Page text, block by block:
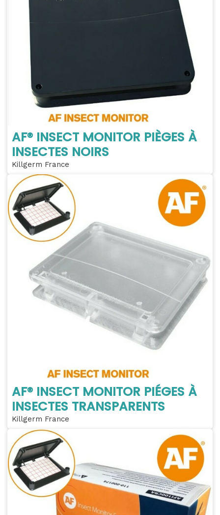
AF® INSECT MONITOR PIÈGES À
INSECTES NOIRS
Killgerm France
AF® INSECT MONITOR PIÉGES À
INSECTES TRANSPARENTS
Killgerm France